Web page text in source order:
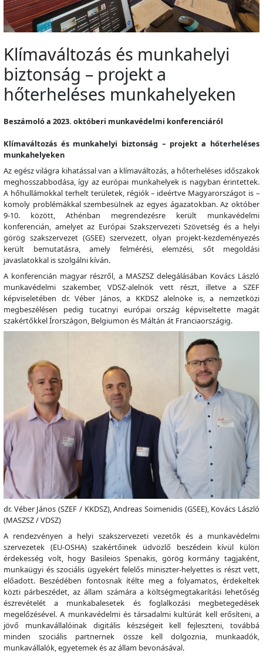
Klímaváltozás és munkahelyi
biztonság – projekt a
hőterheléses munkahelyeken
Beszámoló a 2023. októberi munkavédelmi konferenciáról
Klímaváltozás és munkahelyi biztonság – projekt a hőterheléses
munkahelyeken
Az egész világra kihatással van a klímaváltozás, a hőterheléses időszakok
meghosszabbodása, így az európai munkahelyek is nagyban érintettek.
A hőhullámokkal terhelt területek, régiók – ideértve Magyarországot is –
komoly problémákkal szembesülnek az egyes ágazatokban. Az október
9-10. között, Athénban megrendezésre került munkavédelmi
konferencián, amelyet az Európai Szakszervezeti Szövetség és a helyi
görög szakszervezet (GSEE) szervezett, olyan projekt-kezdeményezés
került bemutatásra, amely felmérési, elemzési, sőt megoldási
javaslatokkal is szolgálni kíván.
A konferencián magyar részről, a MASZSZ delegálásában Kovács László
munkavédelmi szakember, VDSZ-alelnök vett részt, illetve a SZEF
képviseletében dr. Véber János, a KKDSZ alelnöke is, a nemzetközi
megbeszélésen pedig tucatnyi európai ország képviseltette magát
szakértőkkel Írországon, Belgiumon és Máltán át Franciaországig.
dr. Véber János (SZEF / KKDSZ),Andreas Soimenidis (GSEE), Kovács László
(MASZSZ / VDSZ)
A rendezvényen a helyi szakszervezeti vezetők és a munkavédelmi
szervezetek (EU-OSHA) szakértőinek üdvözlő beszédein kívül külön
érdekesség volt, hogy Basileios Spenakis, görög kormány tagjaként,
munkaügyi és szociális ügyekért felelős miniszter-helyettes is részt vett,
előadott. Beszédében fontosnak ítélte meg a folyamatos, érdekeltek
közti párbeszédet, az állam számára a költségmegtakarítási lehetőség
észrevételét a munkabalesetek és foglalkozási megbetegedések
megelőzésével. A munkavédelmi és társadalmi kultúrát kell erősíteni, a
jövő munkavállalóinak digitális készségeit kell fejleszteni, továbbá
minden szociális partnernek össze kell dolgoznia, munkaadók,
munkavállalók, egyetemek és az állam bevonásával.